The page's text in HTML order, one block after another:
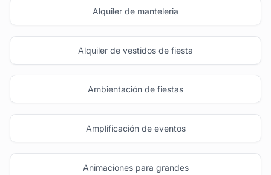
Alquiler de manteleria
Alquiler de vestidos de fiesta
Ambientación de fiestas
Amplificación de eventos
Animaciones para grandes